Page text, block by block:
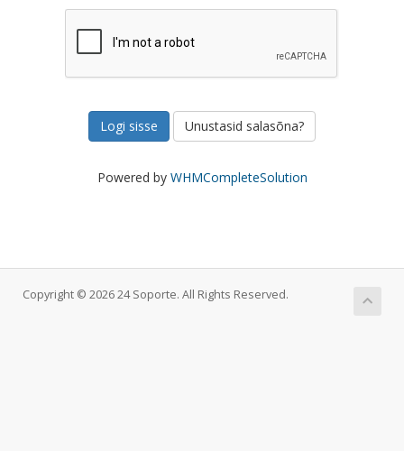
Unustasid salasõna?
Powered by WHMCompleteSolution
Copyright © 2026 24 Soporte. All Rights Reserved.